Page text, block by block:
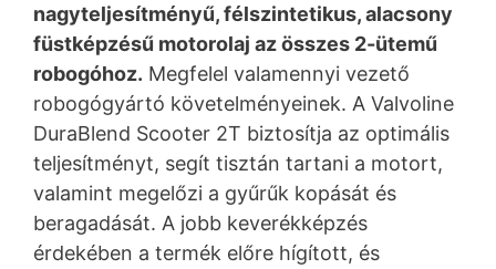
nagyteljesítményű, félszintetikus, alacsony
füstképzésű motorolaj az összes 2-ütemű
robogóhoz. Megfelel valamennyi vezető
robogógyártó követelményeinek. A Valvoline
DuraBlend Scooter 2T biztosítja az optimális
teljesítményt, segít tisztán tartani a motort,
valamint megelőzi a gyűrűk kopását és
beragadását. A jobb keverékképzés
érdekében a termék előre hígított, és